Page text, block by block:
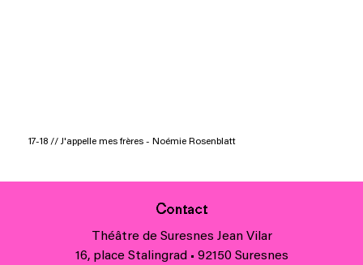
17-18 // J'appelle mes frères - Noémie Rosenblatt
Contact
Théâtre de Suresnes Jean Vilar
16, place Stalingrad • 92150 Suresnes